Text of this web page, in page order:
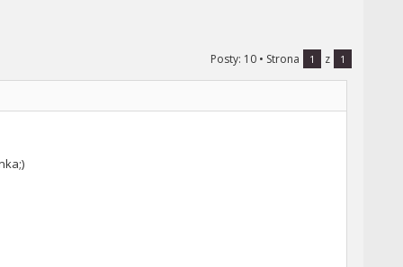
Posty: 10 • Strona 1 z 1